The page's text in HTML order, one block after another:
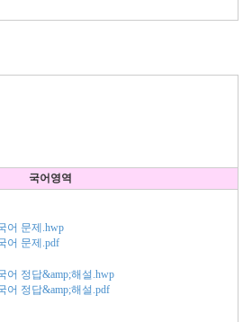
국어영역
어 문제.hwp
어 문제.pdf
어 정답&amp;해설.hwp
어 정답&amp;해설.pdf